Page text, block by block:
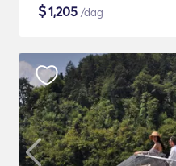
$1,205 /dag